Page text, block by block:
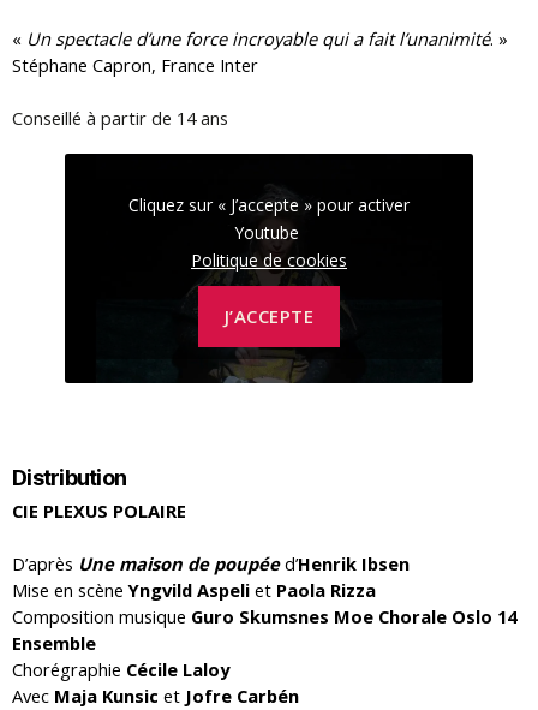
« Un spectacle d’une force incroyable qui a fait l’unanimité. »
Stéphane Capron, France Inter
Conseillé à partir de 14 ans
Cliquez sur « J’accepte » pour activer
Youtube
Politique de cookies
J’ACCEPTE
Distribution
CIE PLEXUS POLAIRE
D’après Une maison de poupéed’Henrik Ibsen
Mise en scèneYngvild Aspeli et Paola Rizza
Composition musique Guro Skumsnes Moe Chorale Oslo 14
Ensemble
Chorégraphie Cécile Laloy
Avec Maja Kunsic et Jofre Carbén